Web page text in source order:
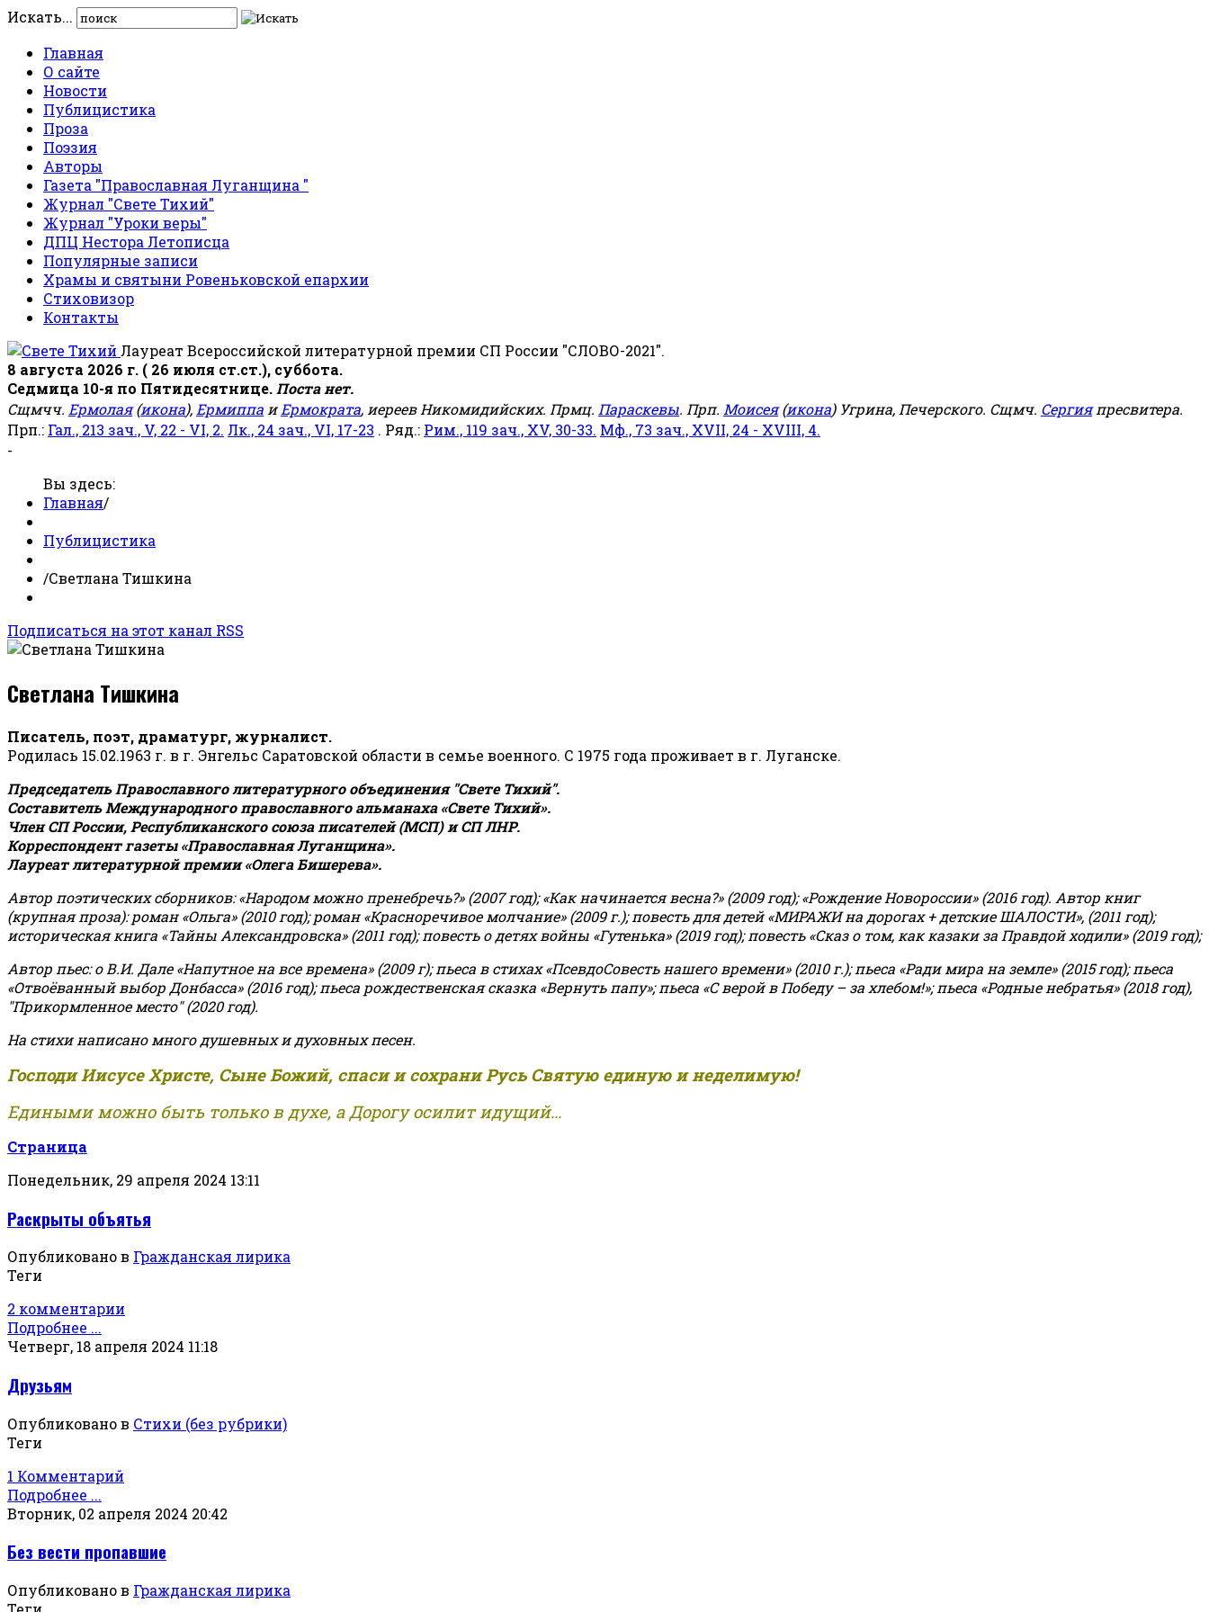
Искать...
Главная
О сайте
Новости
Публицистика
Проза
Поэзия
Авторы
Газета "Православная Луганщина "
Журнал "Свете Тихий"
Журнал "Уроки веры"
ДПЦ Нестора Летописца
Популярные записи
Храмы и святыни Ровеньковской епархии
Стиховизор
Контакты
Лауреат Всероссийской литературной премии СП России "СЛОВО-2021".
8 августа 2026 г. ( 26 июля ст.ст.), суббота.
Седмица 10-я по Пятидесятнице. Поста нет.
Сщмчч. Ермолая(икона), Ермиппа иЕрмократа, иереев Никомидийских. Прмц. Параскевы. Прп. Моисея(икона) Угрина, Печерского. Сщмч. Сергияпресвитера.
Прп.: Гал., 213 зач., V, 22 - VI, 2. Лк., 24 зач., VI, 17-23 . Ряд.: Рим., 119 зач., XV, 30-33. Мф., 73 зач., XVII, 24 - XVIII, 4.
-
Вы здесь:
Главная/
Публицистика
/Светлана Тишкина
Подписаться на этот канал RSS
Светлана Тишкина
Писатель, поэт, драматург, журналист.
Родилась 15.02.1963 г. в г. Энгельс Саратовской области в семье военного. С 1975 года проживает в г. Луганске.
Председатель Православного литературного объединения "Свете Тихий".
Составитель Международного православного альманаха «Свете Тихий».
Член СП России, Республиканского союза писателей (МСП) и СП ЛНР.
Корреспондент газеты «Православная Луганщина».
Лауреат литературной премии «Олега Бишерева».
Автор поэтических сборников: «Народом можно пренебречь?» (2007 год); «Как начинается весна?» (2009 год); «Рождение Новороссии» (2016 год). Автор книг
(крупная проза): роман «Ольга» (2010 год); роман «Красноречивое молчание» (2009 г.); повесть для детей «МИРАЖИ на дорогах + детские ШАЛОСТИ», (2011 год);
историческая книга «Тайны Александровска» (2011 год); повесть о детях войны «Гутенька» (2019 год); повесть «Сказ о том, как казаки за Правдой ходили» (2019 год);
Автор пьес: о В.И. Дале «Напутное на все времена» (2009 г); пьеса в стихах «ПсевдоСовесть нашего времени» (2010 г.); пьеса «Ради мира на земле» (2015 год); пьеса
«Отвоёванный выбор Донбасса» (2016 год); пьеса рождественская сказка «Вернуть папу»; пьеса «С верой в Победу – за хлебом!»;пьеса «Родные небратья» (2018 год),
"Прикормленное место" (2020 год).
На стихи написано много душевных и духовных песен.
Господи Иисусе Христе, Сыне Божий, спаси и сохрани Русь Святую единую и неделимую!
Едиными можно быть только в духе, а Дорогу осилит идущий...
Страница
Понедельник, 29 апреля 2024 13:11
Раскрыты объятья
Опубликовано в Гражданская лирика
Теги
2 комментарии
Подробнее ...
Четверг, 18 апреля 2024 11:18
Друзьям
Опубликовано в Стихи (без рубрики)
Теги
1 Комментарий
Подробнее ...
Вторник, 02 апреля 2024 20:42
Без вести пропавшие
Опубликовано в Гражданская лирика